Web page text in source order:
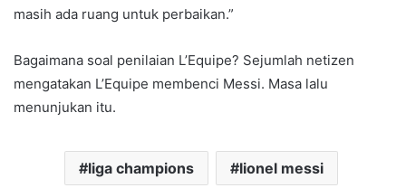
masih ada ruang untuk perbaikan.”
Bagaimana soal penilaian L’Equipe? Sejumlah netizen
mengatakan L’Equipe membenci Messi. Masa lalu
menunjukan itu.
liga champions lionel messi